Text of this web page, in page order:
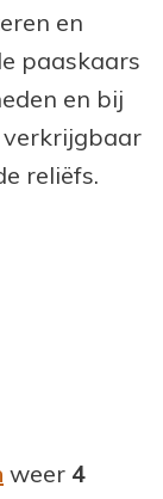
en
paaskaars
en bij
verkrijgbaar
reliëfs.
weer 4